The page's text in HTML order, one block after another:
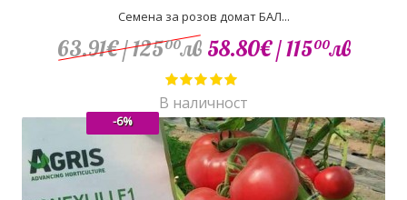
Семена за розов домат БАЛ...
63.91€/ 12500лв 58.80€/ 11500лв
В наличност
-6%